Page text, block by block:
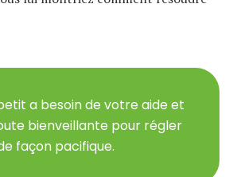
a besoin de votre aide et
bienveillante pour régler
façon pacifique.